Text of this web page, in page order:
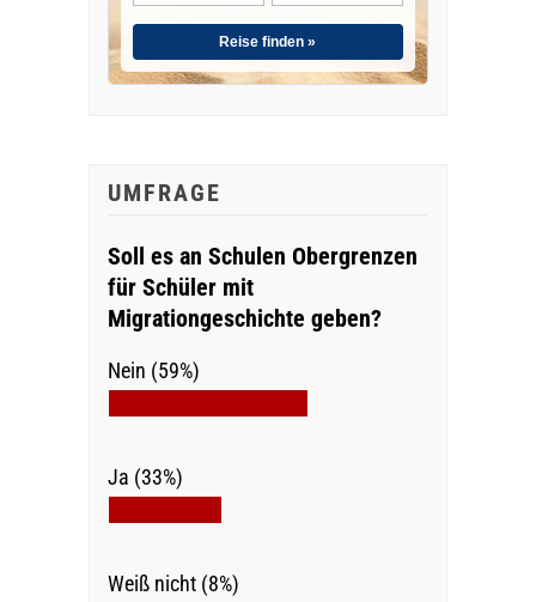
Reise finden »
UMFRAGE
Soll es an Schulen Obergrenzen
für Schüler mit
Migrationgeschichte geben?
Nein (59%)
Ja (33%)
Weiß nicht (8%)